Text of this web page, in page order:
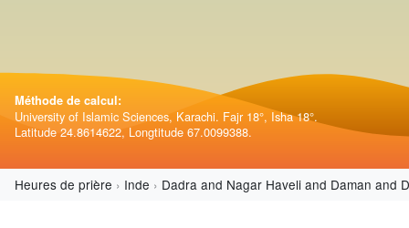
Méthode de calcul:
University of Islamic Sciences, Karachi. Fajr 18°, Isha 18°.
Latitude 24.8614622, Longtitude 67.0099388.
Heures de prière Inde Dadra and Nagar Haveli and Daman and